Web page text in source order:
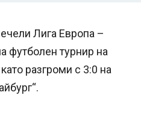
Лига Европа –
футболен турнир на
разгроми с 3:0 на